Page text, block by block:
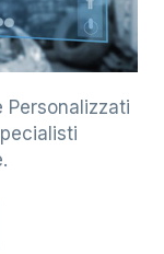
Personalizzati